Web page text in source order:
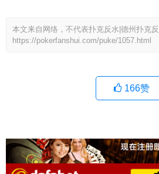
本文来自网络，不代表扑克反水|德州扑克
https://pokerfanshui.com/puke/1057.html
166赞